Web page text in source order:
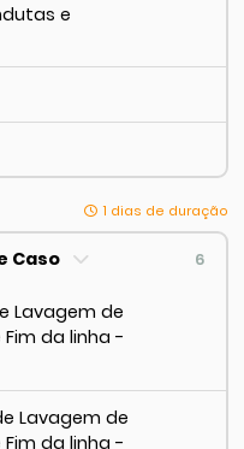
e
1 dias de duração
Caso 6
Lavagem de
Fim da linha -
Lavagem de
Fim da linha -